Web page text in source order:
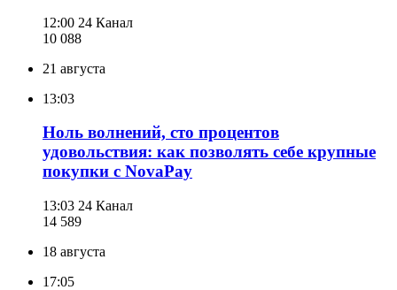
12:00 24 Канал
10 088
21 августа
13:03
Ноль волнений, сто процентов
удовольствия: как позволять себе крупные
покупки с NovaPay
13:03 24 Канал
14 589
18 августа
17:05